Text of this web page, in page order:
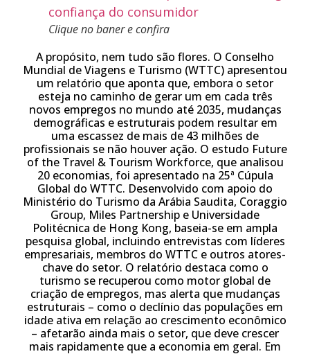
Clique no baner e confira
A propósito, nem tudo são flores. O Conselho
Mundial de Viagens e Turismo (WTTC) apresentou
um relatório que aponta que, embora o setor
esteja no caminho de gerar um em cada três
novos empregos no mundo até 2035, mudanças
demográficas e estruturais podem resultar em
uma escassez de mais de 43 milhões de
profissionais se não houver ação. O estudo Future
of the Travel & Tourism Workforce, que analisou
20 economias, foi apresentado na 25ª Cúpula
Global do WTTC. Desenvolvido com apoio do
Ministério do Turismo da Arábia Saudita, Coraggio
Group, Miles Partnership e Universidade
Politécnica de Hong Kong, baseia-se em ampla
pesquisa global, incluindo entrevistas com líderes
empresariais, membros do WTTC e outros atores-
chave do setor. O relatório destaca como o
turismo se recuperou como motor global de
criação de empregos, mas alerta que mudanças
estruturais – como o declínio das populações em
idade ativa em relação ao crescimento econômico
– afetarão ainda mais o setor, que deve crescer
mais rapidamente que a economia em geral. Em